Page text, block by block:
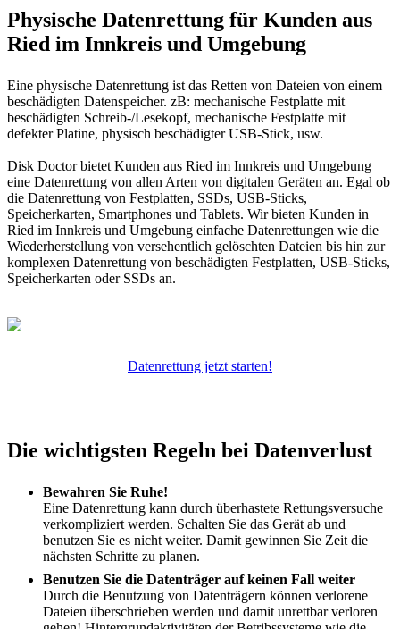
Physische Datenrettung für Kunden aus
Ried im Innkreis und Umgebung
Eine physische Datenrettung ist das Retten von Dateien von einem
beschädigten Datenspeicher. zB: mechanische Festplatte mit
beschädigten Schreib-/Lesekopf, mechanische Festplatte mit
defekter Platine, physisch beschädigter USB-Stick, usw.
Disk Doctor bietet Kunden aus Ried im Innkreis und Umgebung
eine Datenrettung von allen Arten von digitalen Geräten an. Egal ob
die Datenrettung von Festplatten, SSDs, USB-Sticks,
Speicherkarten, Smartphones und Tablets. Wir bieten Kunden in
Ried im Innkreis und Umgebung einfache Datenrettungen wie die
Wiederherstellung von versehentlich gelöschten Dateien bis hin zur
komplexen Datenrettung von beschädigten Festplatten, USB-Sticks,
Speicherkarten oder SSDs an.
Datenrettung jetzt starten!
Die wichtigsten Regeln bei Datenverlust
Bewahren Sie Ruhe!
Eine Datenrettung kann durch überhastete Rettungsversuche
verkompliziert werden. Schalten Sie das Gerät ab und
benutzen Sie es nicht weiter. Damit gewinnen Sie Zeit die
nächsten Schritte zu planen.
Benutzen Sie die Datenträger auf keinen Fall weiter
Durch die Benutzung von Datenträgern können verlorene
Dateien überschrieben werden und damit unrettbar verloren